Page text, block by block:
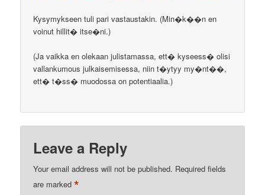
Kysymykseen tuli pari vastaustakin. (Min�k��n en
voinut hillit� itse�ni.)
(Ja vaikka en olekaan julistamassa, ett� kyseess� olisi
vallankumous julkaisemisessa, niin t�ytyy my�nt��,
ett� t�ss� muodossa on potentiaalia.)
Leave a Reply
Your email address will not be published. Required fields
are marked*